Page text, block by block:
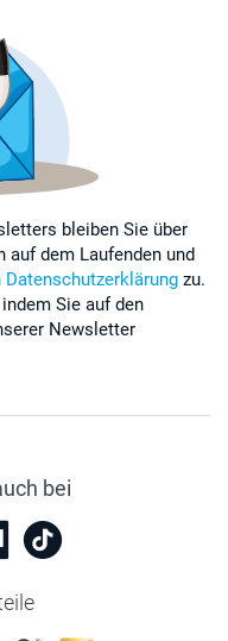
bleiben Sie über
auf dem Laufenden und
zu.
Sie auf den
Newsletter
bei